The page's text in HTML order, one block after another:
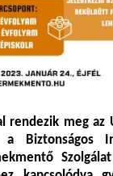
rendezik meg az
a Biztonságos